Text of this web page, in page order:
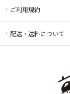
ご利用規約
配送・送料について